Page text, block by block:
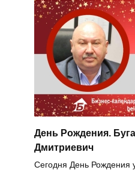
День Рождения.
Дмитриевич
Сегодня День Рождения